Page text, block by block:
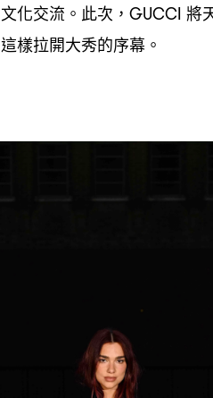
文化交流。此次 ，GUCCI 將
這樣拉開大秀的序幕。